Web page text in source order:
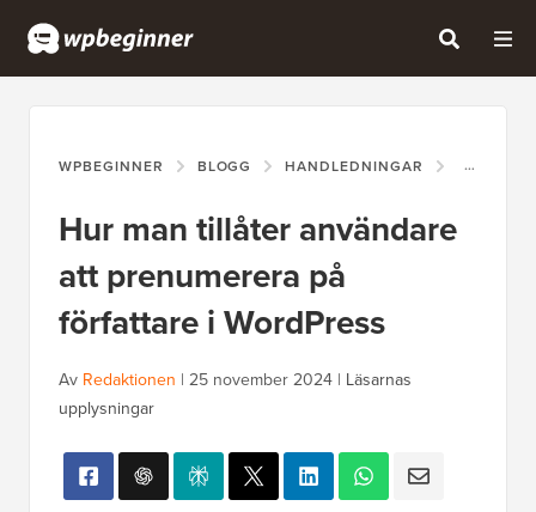
WPBEGINNER BLOGG HANDLEDNINGAR HUR
Hur man tillåter användare
att prenumerera på
författare i WordPress
Av Redaktionen | 25 november 2024 | Läsarnas
upplysningar